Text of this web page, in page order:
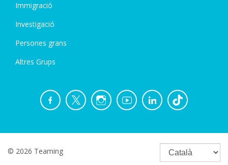
Immigració
Investigació
Persones grans
Altres Grups
© 2026 Teaming